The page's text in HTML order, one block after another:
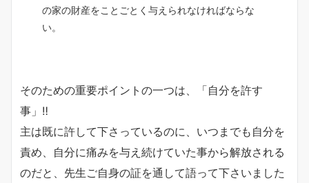
の家の財産をことごとく与えられなければならな
い。
そのための重要ポイントの一つは、「自分を許す
事」‼️
主は既に許して下さっているのに、いつまでも自分を
責め、自分に痛みを与え続けていた事から解放される
のだと、先生ご自身の証を通して語って下さいました